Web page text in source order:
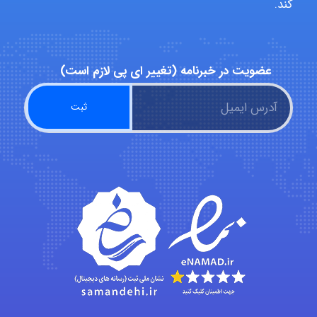
Niloofar
USER124
malekf
abolfazlkoshehe
abolfazlkoshehe
کند.
عضویت در خبرنامه (تغییر ای پی لازم است)